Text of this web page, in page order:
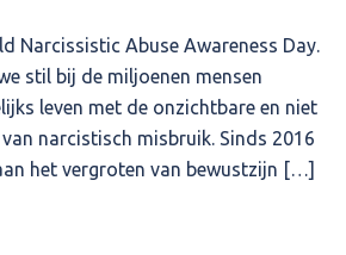
Narcissistic Abuse Awareness Day.
stil bij de miljoenen mensen
leven met de onzichtbare en niet
narcistisch misbruik. Sinds 2016
het vergroten van bewustzijn […]